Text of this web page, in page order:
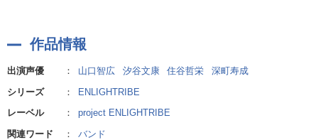
作品情報
出演声優 ： 山口智広 汐谷文康 住谷哲栄
深町寿成
シリーズ
：
ENLIGHTRIBE
レーベル
：
project ENLIGHTRIBE
関連ワード
： バンド